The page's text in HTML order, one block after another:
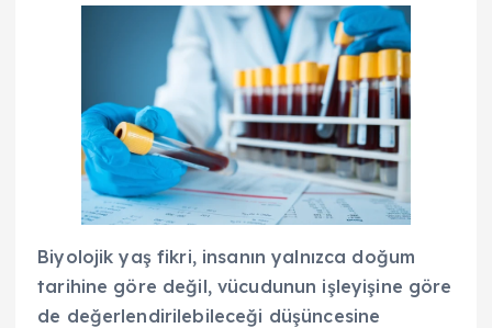
Biyolojik yaş fikri, insanın yalnızca doğum
tarihine göre değil, vücudunun işleyişine göre
de değerlendirilebileceği düşüncesine